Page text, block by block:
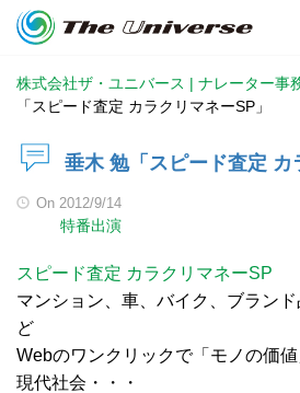
株式会社ザ・ユニバース | ナレーター事
「スピード査定 カラクリマネーSP」
垂木 勉「スピード査定 カ
On 2012/9/14
特番出演
スピード査定 カラクリマネーSP
マンション、車、バイク、ブラン
ど
Webのワンクリックで「モノの価
現代社会・・・